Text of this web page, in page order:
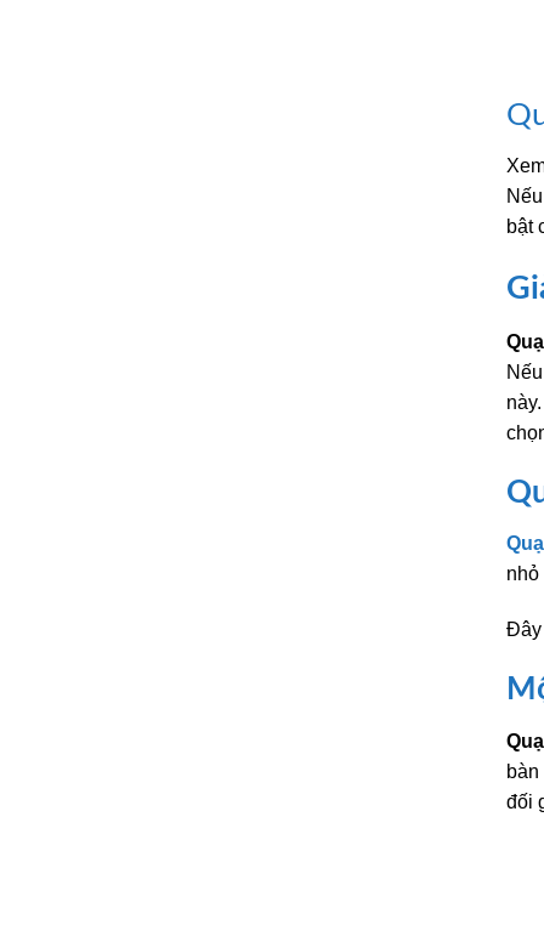
bật
nhỏ
Đây
đối